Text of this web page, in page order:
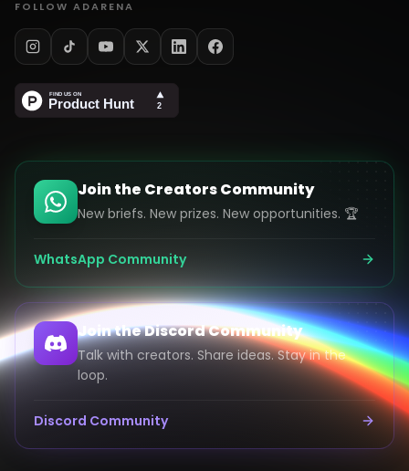
FOLLOW ADARENA
Join the Creators Community
New briefs. New prizes. New opportunities. 🏆
WhatsApp Community
Join the Discord Community
Talk with creators. Share ideas. Stay in the
loop.
Discord Community